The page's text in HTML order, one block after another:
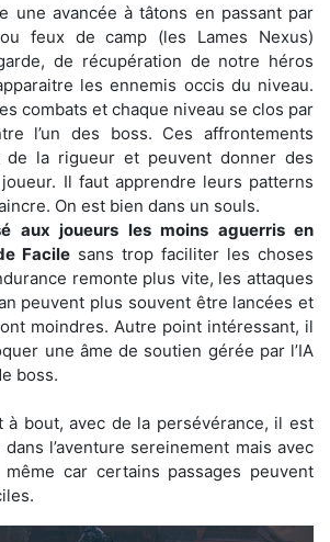
une avancée à tâtons en passant par
feux de camp (les Lames Nexus)
de récupération de notre héros
les ennemis occis du niveau.
combats et chaque niveau se clos par
l’un des boss. Ces affrontements
de la rigueur et peuvent donner des
Il faut apprendre leurs patterns
On est bien dans un souls.
aux joueurs les moins aguerris en
Facile sans trop faciliter les choses
remonte plus vite, les attaques
peuvent plus souvent être lancées et
moindres. Autre point intéressant, il
une âme de soutien gérée par l’IA
boss.
à bout, avec de la persévérance, il est
dans l’aventure sereinement mais avec
car certains passages peuvent